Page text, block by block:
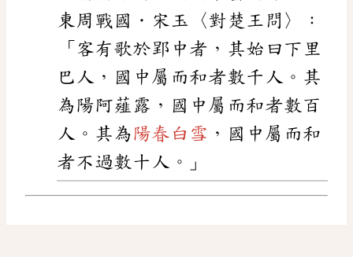
東周戰國．宋玉〈對楚王問〉：
「客有歌於郢中者，其始曰下里
巴人，國中屬而和者數千人。其
為陽阿薤露，國中屬而和者數百
人。其為陽春白雪 ，國中屬而和
者不過數十人。」